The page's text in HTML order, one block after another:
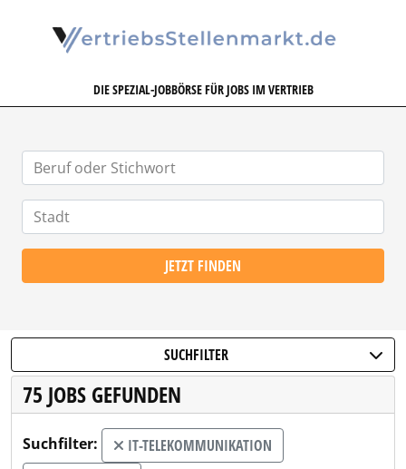
DIE SPEZIAL-JOBBÖRSE FÜR JOBS IM VERTRIEB
JETZT FINDEN
SUCHFILTER
75 JOBS GEFUNDEN
Suchfilter:
IT-TELEKOMMUNIKATION